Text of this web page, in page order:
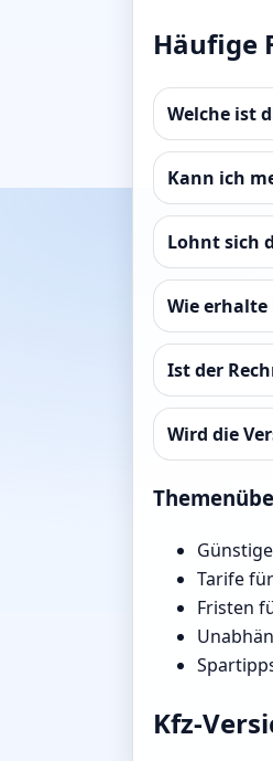
Häufige
Welche ist
Kann ich
Lohnt sich
Wie erhalte
Ist der
Wird die
Tarife
Fristen
Kfz-